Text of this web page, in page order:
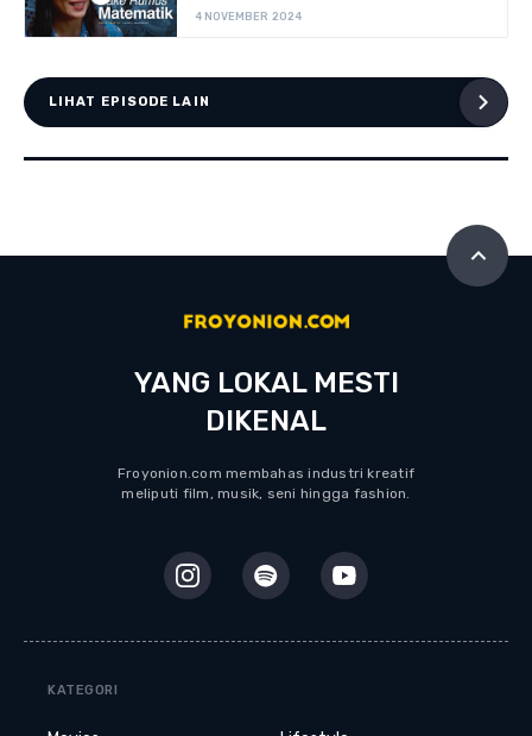
4 NOVEMBER 2024
LIHAT EPISODE LAIN
KATEGORI
YANG LOKAL MESTI
DIKENAL
Froyonion.com membahas industri kreatif
meliputi film, musik, seni hingga fashion.